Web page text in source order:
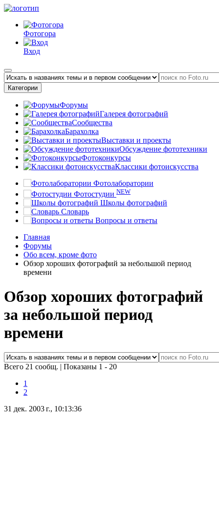
Фотогора
Вход
Категории
Форумы
Галерея фотографий
Сообщества
Барахолка
Выставки и проекты
Обсуждение фототехники
Фотоконкурсы
Классики фотоискусства
Фотолаборатории
Фотостудии NEW
Школы фотографий
Словарь
Вопросы и ответы
Главная
Форумы
Обо всем, кроме фото
Обзор хороших фотографий за небольшой период
времени
Обзор хороших фотографий
за небольшой период
времени
Всего 21 сообщ. | Показаны 1 - 20
1
2
31 дек. 2003 г., 10:13:36